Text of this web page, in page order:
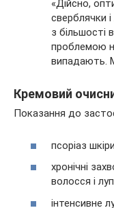
«Дійсно,
сверблячки і
з більшості
проблемою
випадають.
Кремовий
Показання до
псоріаз
хронічні
волосся і
інтенсивне